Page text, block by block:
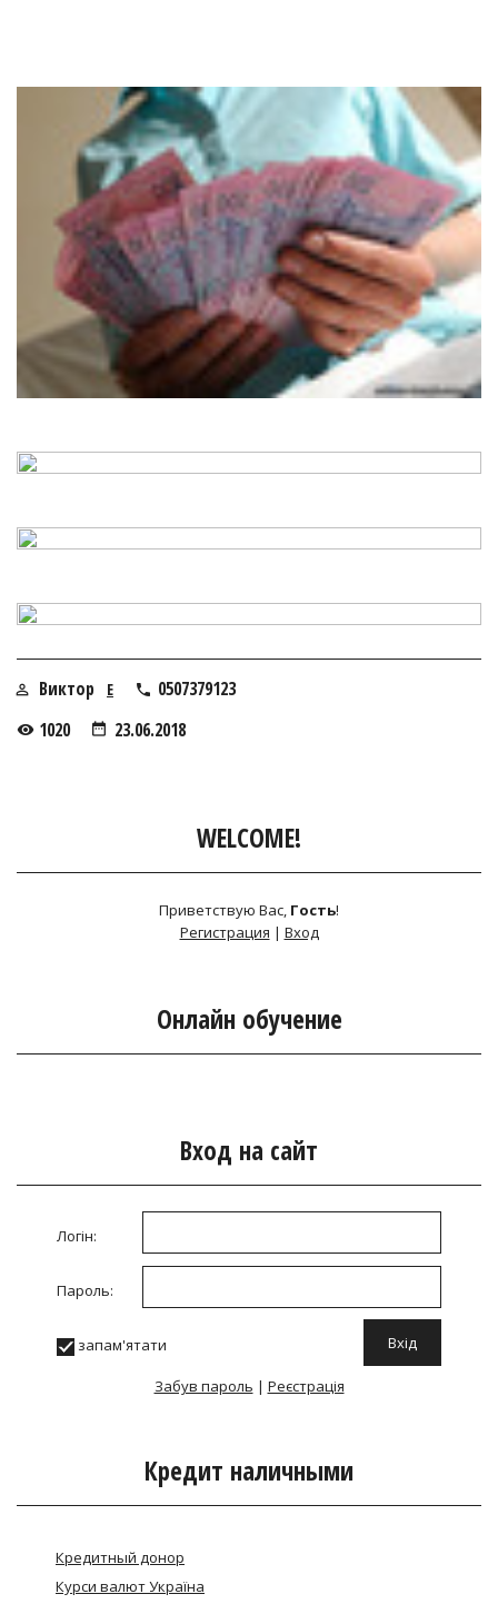
Виктор E
0507379123
1020
23.06.2018
WELCOME!
Приветствую Вас, Гость!
Регистрация | Вход
Онлайн обучение
Вход на сайт
Логін:
Пароль:
запам'ятати
Забув пароль | Реєстрація
Кредит наличными
Кредитный донор
Курси валют Україна